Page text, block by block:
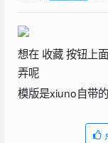
想在 收藏 按钮上
弄呢
模版是xiuno自带的